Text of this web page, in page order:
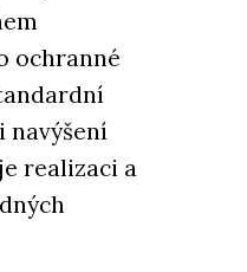
není
ochranné
navýšení
realizaci a